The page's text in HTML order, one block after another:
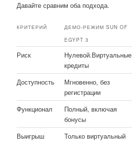
Давайте сравним оба подхода.
КРИТЕРИЙ
ДЕМО-РЕЖИМ SUN OF
EGYPT 3
Риск
Нулевой.Виртуальные
кредиты
Доступность
Мгновенно, без
регистрации
Функционал
Полный, включая
бонусы
Выигрыш
Только виртуальный